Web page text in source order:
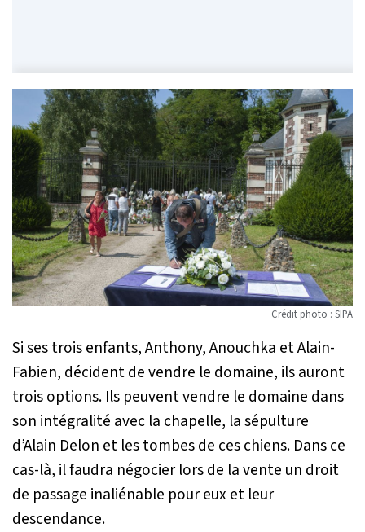
Crédit photo : SIPA
Si ses trois enfants, Anthony, Anouchka et Alain-
Fabien, décident de vendre le domaine, ils auront
trois options. Ils peuvent vendre le domaine dans
son intégralité avec la chapelle, la sépulture
d’Alain Delon et les tombes de ces chiens. Dans ce
cas-là, il faudra négocier lors de la vente un droit
de passage inaliénable pour eux et leur
descendance.